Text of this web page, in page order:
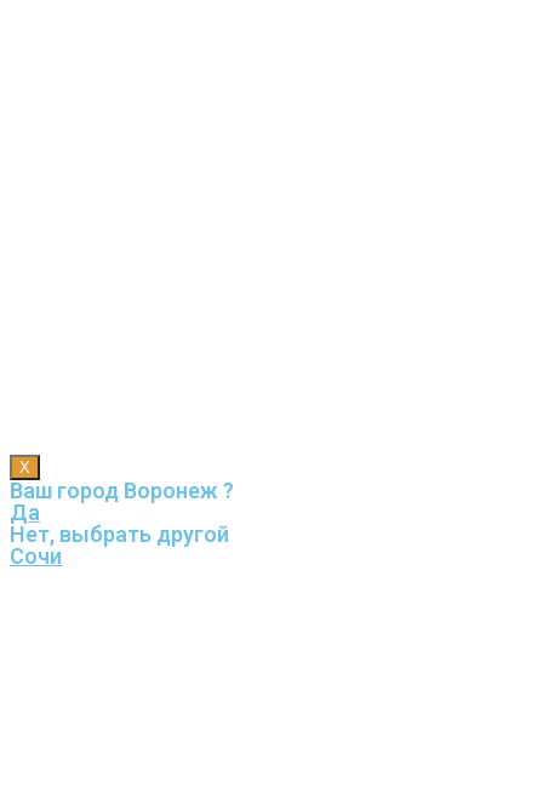
X
Ваш город Воронеж ?
Да
Нет, выбрать другой
Сочи